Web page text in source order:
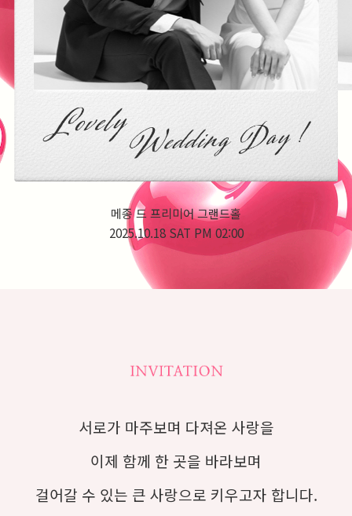
메종 드 프리미어 그랜드홀
2025.10.18 SAT PM 02:00
서로가 마주보며 다져온 사랑을
이제 함께 한 곳을 바라보며
걸어갈 수 있는 큰 사랑으로 키우고자 합니다.